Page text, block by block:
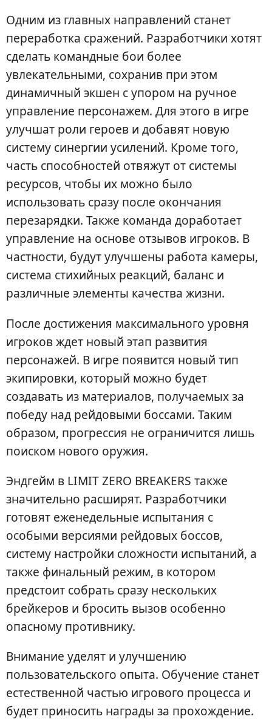
Одним из главных направлений станет
переработка сражений. Разработчики хотят
сделать командные бои более
увлекательными, сохранив при этом
динамичный экшен с упором на ручное
управление персонажем. Для этого в игре
улучшат роли героев и добавят новую
систему синергии усилений. Кроме того,
часть способностей отвяжут от системы
ресурсов, чтобы их можно было
использовать сразу после окончания
перезарядки. Также команда доработает
управление на основе отзывов игроков. В
частности, будут улучшены работа камеры,
система стихийных реакций, баланс и
различные элементы качества жизни.
После достижения максимального уровня
игроков ждет новый этап развития
персонажей. В игре появится новый тип
экипировки, который можно будет
создавать из материалов, получаемых за
победу над рейдовыми боссами. Таким
образом, прогрессия не ограничится лишь
поиском нового оружия.
Эндгейм в LIMIT ZERO BREAKERS также
значительно расширят. Разработчики
готовят еженедельные испытания с
особыми версиями рейдовых боссов,
систему настройки сложности испытаний, а
также финальный режим, в котором
предстоит собрать сразу нескольких
брейкеров и бросить вызов особенно
опасному противнику.
Внимание уделят и улучшению
пользовательского опыта. Обучение станет
естественной частью игрового процесса и
будет приносить награды за прохождение.